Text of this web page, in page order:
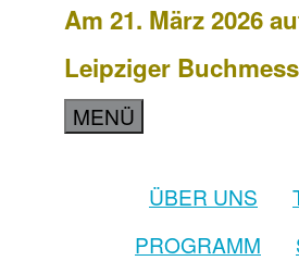
Am 21. März 2026
Leipziger
MENÜ
ÜBER UNS
PROGRAMM